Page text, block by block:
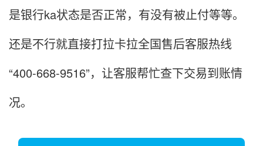
是银行ka状态是否正常，有没有被止付等等。
还是不行就直接打拉卡拉全国售后客服热线
“400-668-9516”，让客服帮忙查下交易到账情
况。